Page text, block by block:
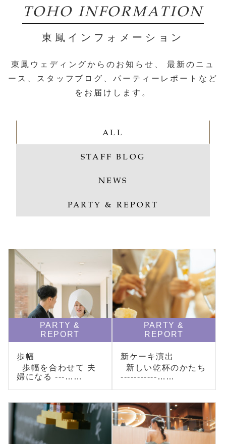
TOHO INFORMATION
東鳳インフォメーション
東鳳ウェディングからのお知らせ、
最新のニュ
ース、スタッフブログ、パーティーレポートなど
をお届けします。
ALL
STAFF BLOG
NEWS
PARTY & REPORT
PARTY &
REPORT
歩幅
歩幅を合わせて 夫
婦になる ---……
PARTY &
REPORT
新ケーキ演出
新しい乾杯のかたち
-----------……